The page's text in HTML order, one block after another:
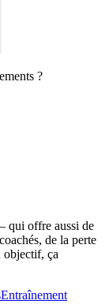
?
qui offre aussi de
de la perte
objectif, ça
Entraînement